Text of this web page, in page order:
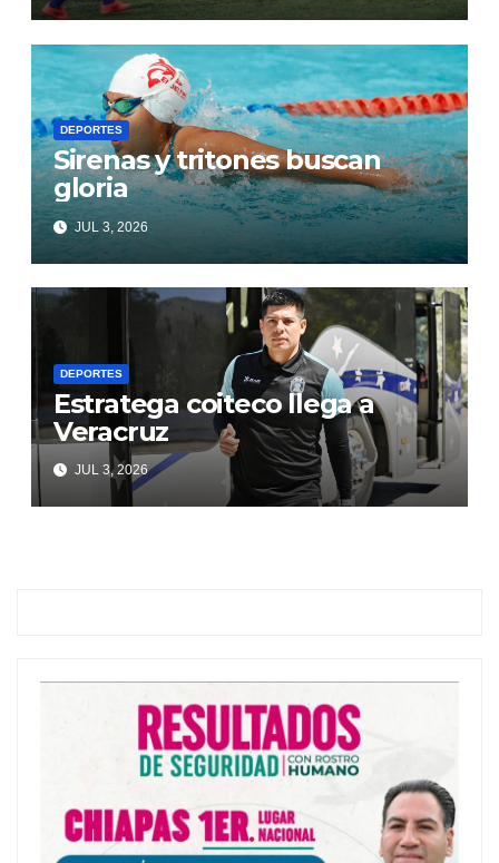
DEPORTES
Sirenas y tritones buscan
gloria
JUL 3, 2026
DEPORTES
Estratega coiteco llega a
Veracruz
JUL 3, 2026